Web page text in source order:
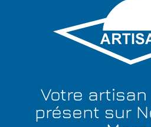
Votre
présent sur